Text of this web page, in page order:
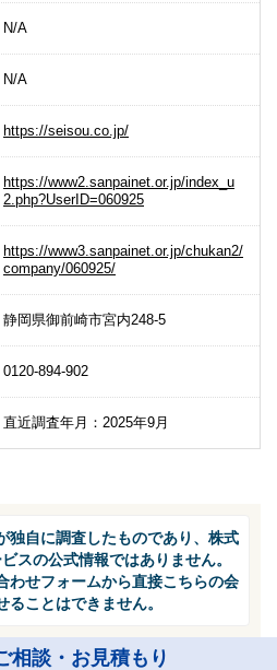
N/A
N/A
https://seisou.co.jp/
https://www2.sanpainet.or.jp/index_u
2.php?UserID=060925
https://www3.sanpainet.or.jp/chukan2/
company/060925/
静岡県御前崎市宮内248-5
0120-894-902
直近調査年月：2025年9月
独自に調査したものであり、株式
スの公式情報ではありません。
わせフォームから直接こちらの会
ることはできません。
相談・お見積もり